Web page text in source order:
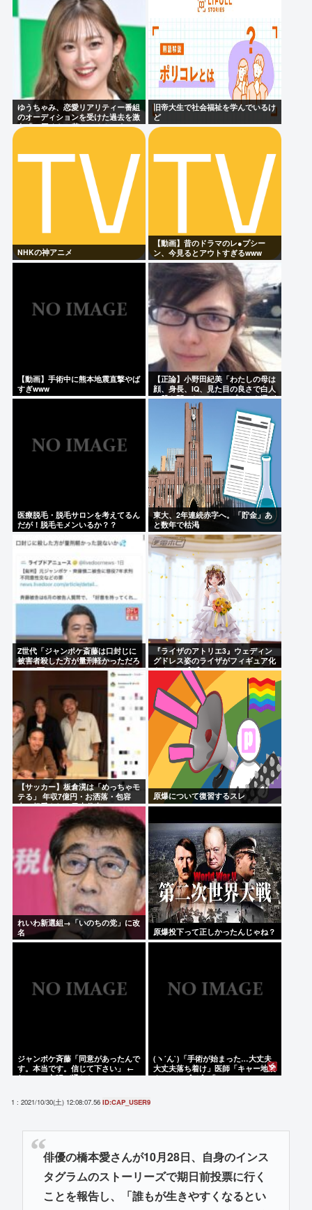
しまう…
ももち、かつて中居くんに「いいべ」と思われてい
た
美輪明宏さんの戒名、「紫雲院芳心唱永日宏居士」
になる
Powered by livedoor 相互RSS
ゆうちゃみ、恋愛リアリティー番組
のオーディションを受けた過去を激
白「10回くらい落ちてるんです」
旧帝大生で社会福祉を学んでいるけ
ど
NHKの神アニメ
【動画】昔のドラマのレ●プシー
ン、今見るとアウトすぎるwww
【動画】手術中に熊本地震直撃やば
すぎwww
【正論】小野田紀美「わたしの母は
顔、身長、IQ、見た目の良さで白人
に股を開いた。ジャップオスを選ば
なくてわたしの幸せがある」
医療脱毛・脱毛サロンを考えてるん
だが！脱毛モメンいるか？？
東大、2年連続赤字へ。「貯金」あ
と数年で枯渇
Z世代「ジャンポケ斎藤は口封じに
被害者殺した方が量刑軽かっただろ
」←1万いいね❤️
『ライザのアトリエ3』ウェディン
グドレス姿のライザがフィギュア化
キタ───(ﾟ∀ﾟ)───!!!!!
【サッカー】板倉滉は「めっちゃモ
テる」 年収7億円・お洒落・包容
力…超愛される日本代表
原爆について復習するスレ
れいわ新選組→「いのちの党」に改
名
原爆投下って正しかったんじゃね？
ジャンポケ斉藤「同意があったんで
す。本当です。信じて下さい」 ←
何でこの主張が通らないの？
(ヽ´ん`)「手術が始まった…大丈夫
大丈夫落ち着け」医師「キャー地震
よー！」(;ﾟんﾟ)「！？」
1 : 2021/10/30(土) 12:08:07.56 ID:CAP_USER9
俳優の橋本愛さんが10月28日、自身のインス
タグラムのストーリーズで期日前投票に行く
ことを報告し、「誰もが生きやすくなるとい